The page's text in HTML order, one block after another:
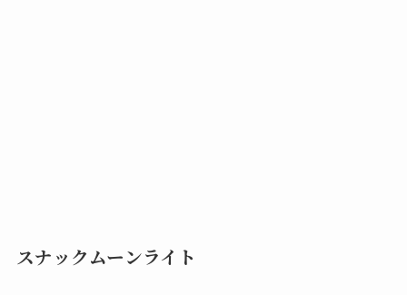
スナックムーンライト